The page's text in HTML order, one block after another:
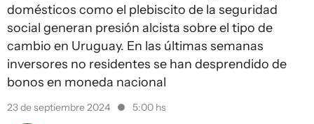
domésticos como el plebiscito de la seguridad
social generan presión alcista sobre el tipo de
cambio en Uruguay. En las últimas semanas
inversores no residentes se han desprendido de
bonos en moneda nacional
23 de septiembre 2024 5:00 hs